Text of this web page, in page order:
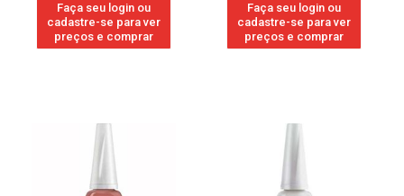
Faça seu login ou
cadastre-se para ver
preços e comprar
Faça seu login ou
cadastre-se para ver
preços e comprar